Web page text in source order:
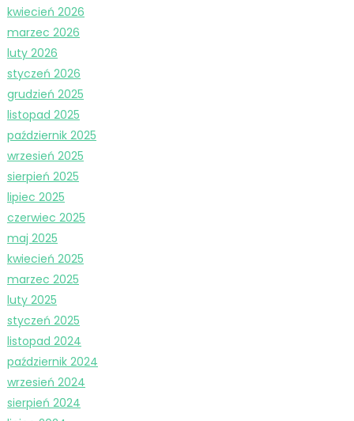
kwiecień 2026
marzec 2026
luty 2026
styczeń 2026
grudzień 2025
listopad 2025
październik 2025
wrzesień 2025
sierpień 2025
lipiec 2025
czerwiec 2025
maj 2025
kwiecień 2025
marzec 2025
luty 2025
styczeń 2025
listopad 2024
październik 2024
wrzesień 2024
sierpień 2024